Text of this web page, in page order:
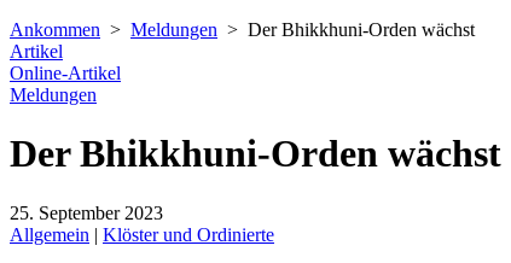
Ankommen > Meldungen > Der Bhikkhuni-Orden wächst
Artikel
Online-Artikel
Meldungen
Der Bhikkhuni-Orden wächst
25. September 2023
Allgemein | Klöster und Ordinierte